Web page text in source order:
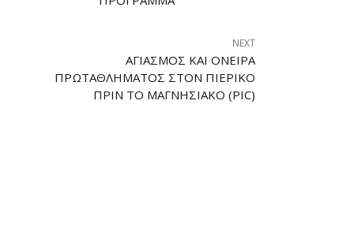
NEXT
ΑΓΙΑΣΜΌΣ ΚΑΙ ΌΝΕΙΡΑ
ΠΡΩΤΑΘΛΉΜΑΤΟΣ ΣΤΟΝ ΠΙΕΡΙΚΌ
ΠΡΙΝ ΤΟ ΜΑΓΝΗΣΙΑΚΌ (PIC)